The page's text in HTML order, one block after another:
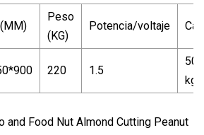
Peso
(KG)
Potencia/voltaje
220 1.5
500
kg/